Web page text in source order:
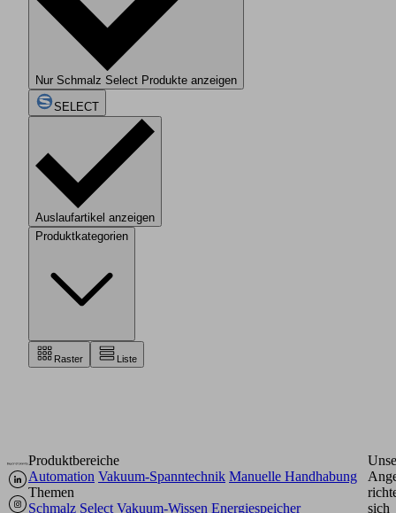
Nur Schmalz Select Produkte anzeigen
SELECT
Auslaufartikel anzeigen
Produktkategorien
Raster Liste
Produktbereiche
Automation Vakuum-Spanntechnik Manuelle Handhabung
Themen
Schmalz Select Vakuum-Wissen Energiespeicher
sich